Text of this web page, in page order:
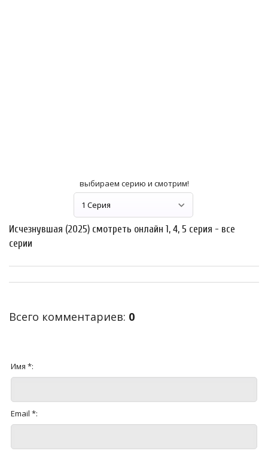
выбираем серию и смотрим!
Исчезнувшая (2025) смотреть онлайн 1, 4, 5 серия - все
серии
Всего комментариев: 0
Имя *:
Email *: